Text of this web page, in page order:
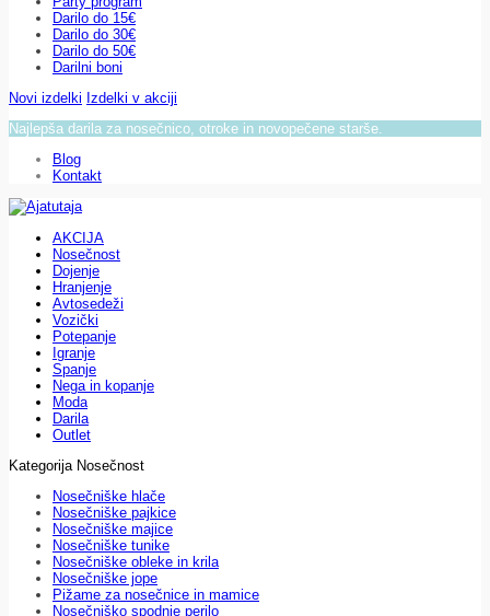
Darilo do 15€
Darilo do 30€
Darilo do 50€
Darilni boni
Novi izdelki Izdelki v akciji
Najlepša darila za nosečnico, otroke in novopečene starše.
Blog
Kontakt
AKCIJA
Nosečnost
Dojenje
Hranjenje
Avtosedeži
Vozički
Potepanje
Igranje
Spanje
Nega in kopanje
Moda
Darila
Outlet
Kategorija Nosečnost
Nosečniške hlače
Nosečniške pajkice
Nosečniške majice
Nosečniške tunike
Nosečniške obleke in krila
Nosečniške jope
Pižame za nosečnice in mamice
Nosečniško spodnje perilo